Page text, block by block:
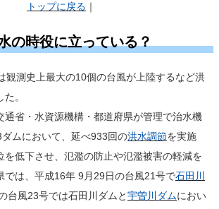
トップに戻る ｜
の時役に立っている？
観測史上最大の10個の台風が上陸するなど洪
。
通省・水資源機構・都道府県が管理で治水機
ムにおいて、延べ933回の洪水調節を実施
を低下させ、氾濫の防止や氾濫被害の軽減を
では、平成16年 9月29日の台風21号で石田川
台風23号では石田川ダムと宇曽川ダムにおい